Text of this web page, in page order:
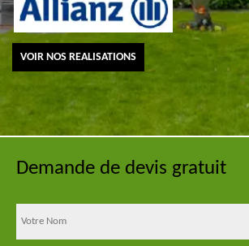
VOIR NOS REALISATIONS
Demande de devis gratuit